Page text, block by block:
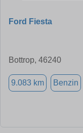
Ford Fiesta
Bottrop, 46240
9.083 km Benzin